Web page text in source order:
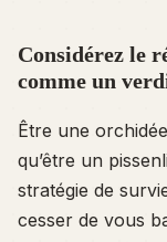
Considérez le
comme un
Être une
qu’être un
stratégie de
cesser de vous